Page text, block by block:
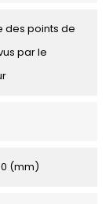
des points de
par le
(mm)